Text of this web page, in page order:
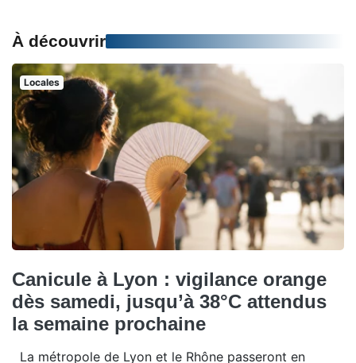
À découvrir
Locales
Canicule à Lyon : vigilance orange
dès samedi, jusqu’à 38°C attendus
la semaine prochaine
La métropole de Lyon et le Rhône passeront en